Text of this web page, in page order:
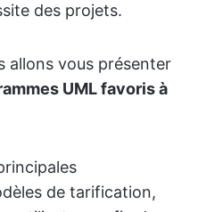
des projets.
allons vous présenter
UML favoris à
de tarification,